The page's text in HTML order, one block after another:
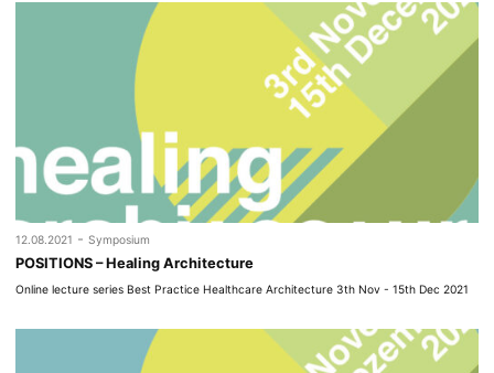
12.08.2021 - Symposium
POSITIONS – Healing Architecture
Online lecture series Best Practice Healthcare Architecture 3th Nov - 15th Dec 2021